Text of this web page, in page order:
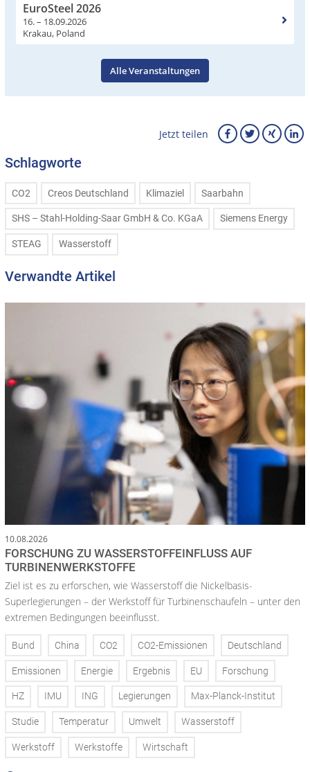
EuroSteel 2026
16. – 18.09.2026
Krakau, Poland
Alle Veranstaltungen
Jetzt teilen
Schlagworte
CO2 Creos Deutschland Klimaziel Saarbahn
SHS – Stahl-Holding-Saar GmbH & Co. KGaA Siemens Energy
STEAG Wasserstoff
Verwandte Artikel
10.08.2026
FORSCHUNG ZU WASSERSTOFFEINFLUSS AUF
TURBINENWERKSTOFFE
Ziel ist es zu erforschen, wie Wasserstoff die Nickelbasis-
Superlegierungen – der Werkstoff für Turbinenschaufeln – unter den
extremen Bedingungen beeinflusst.
Bund China CO2 CO2-Emissionen Deutschland
Emissionen Energie Ergebnis EU Forschung
HZ IMU ING Legierungen Max-Planck-Institut
Studie Temperatur Umwelt Wasserstoff
Werkstoff Werkstoffe Wirtschaft